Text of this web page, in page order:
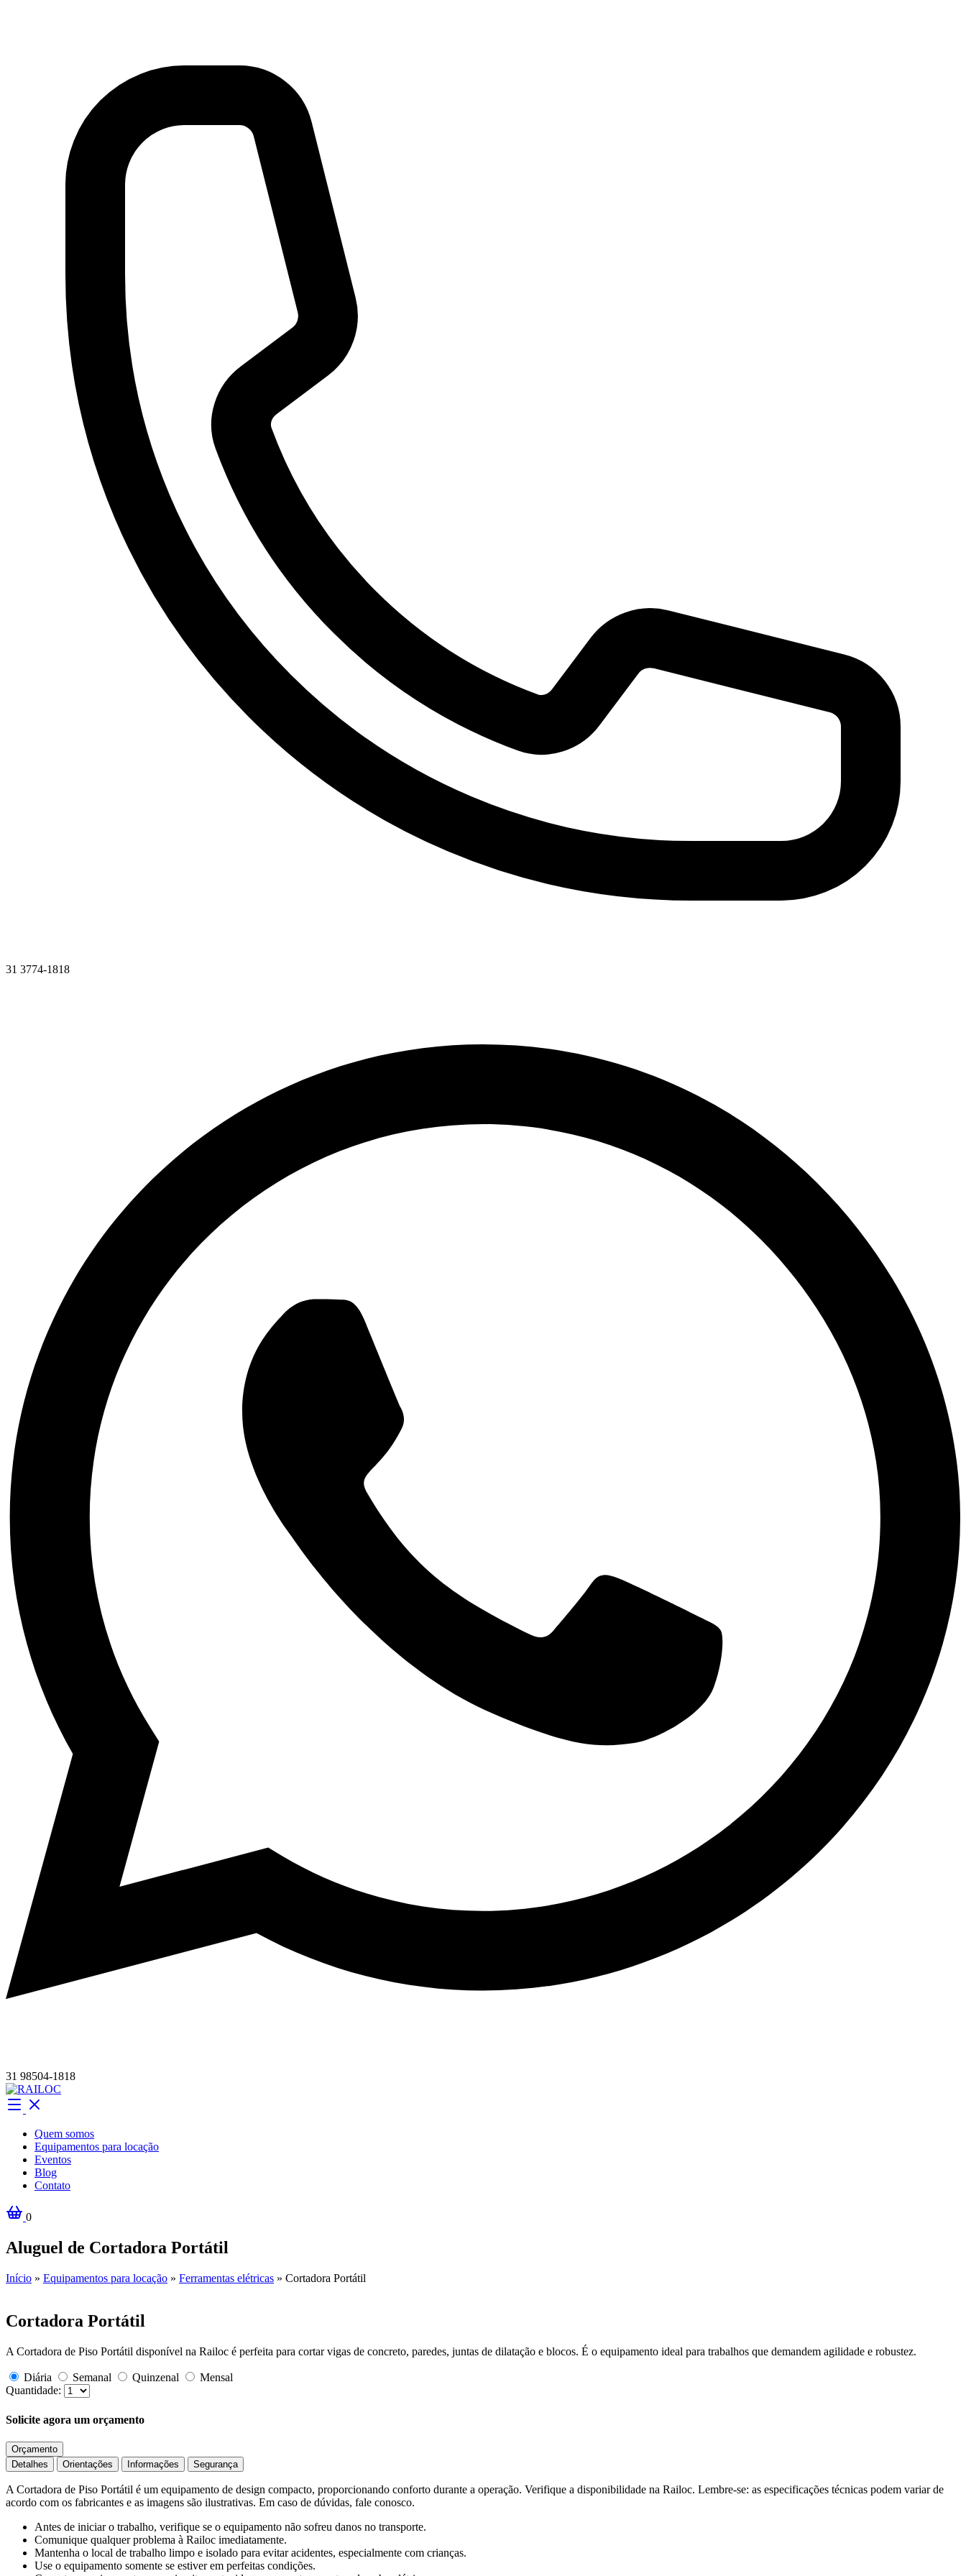
31 3774-1818
31 98504-1818
Quem somos
Equipamentos para locação
Eventos
Blog
Contato
0
Aluguel de Cortadora Portátil
Início » Equipamentos para locação » Ferramentas elétricas » Cortadora Portátil
Cortadora Portátil
A Cortadora de Piso Portátil disponível na Railoc é perfeita para cortar vigas de concreto, paredes, juntas de dilatação e blocos. É o equipamento ideal para trabalhos que demandem agilidade e robustez.
Diária Semanal Quinzenal
Mensal
Quantidade:
Solicite agora um orçamento
Orçamento
Detalhes
Orientações Informações Segurança
A Cortadora de Piso Portátil é um equipamento de design compacto, proporcionando conforto durante a operação. Verifique a disponibilidade na Railoc. Lembre-se: as especificações técnicas podem variar de
acordo com os fabricantes e as imagens são ilustrativas. Em caso de dúvidas, fale conosco.
Antes de iniciar o trabalho, verifique se o equipamento não sofreu danos no transporte.
Comunique qualquer problema à Railoc imediatamente.
Mantenha o local de trabalho limpo e isolado para evitar acidentes, especialmente com crianças.
Use o equipamento somente se estiver em perfeitas condições.